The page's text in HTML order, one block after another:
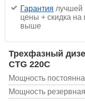
Гарантия лучшей
цены + скидка на
выше
Трехфазный
CTG 220C
Мощность
Мощность резервная